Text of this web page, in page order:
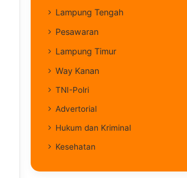
Lampung Tengah
Pesawaran
Lampung Timur
Way Kanan
TNI-Polri
Advertorial
Hukum dan Kriminal
Kesehatan